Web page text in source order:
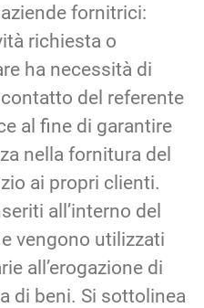
fornitrici:
richiesta o
ha necessità di
del referente
al fine di garantire
nella fornitura del
ai propri clienti.
all’interno del
vengono utilizzati
all’erogazione di
di beni. Si sottolinea